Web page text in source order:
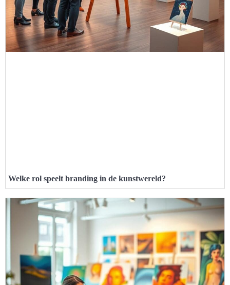
Welke rol speelt branding in de kunstwereld?